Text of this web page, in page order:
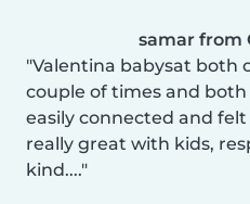
samar from
Valentina babysat both
couple of times and both
easily connected and felt
really great with kids,
kind....